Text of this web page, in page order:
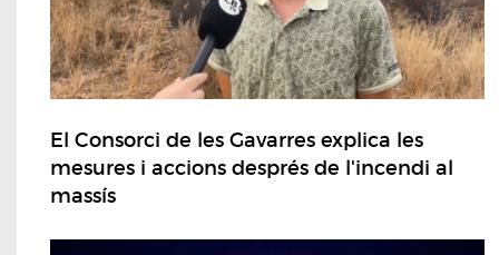
El Consorci de les Gavarres explica les
mesures i accions després de l'incendi al
massís